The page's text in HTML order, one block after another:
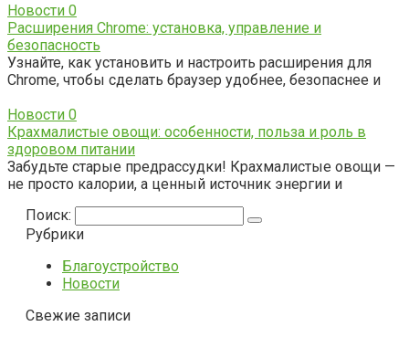
Новости 0
Расширения Chrome: установка, управление и
безопасность
Узнайте, как установить и настроить расширения для
Chrome, чтобы сделать браузер удобнее, безопаснее и
Новости 0
Крахмалистые овощи: особенности, польза и роль в
здоровом питании
Забудьте старые предрассудки! Крахмалистые овощи —
не просто калории, а ценный источник энергии и
Поиск:
Рубрики
Благоустройство
Новости
Свежие записи